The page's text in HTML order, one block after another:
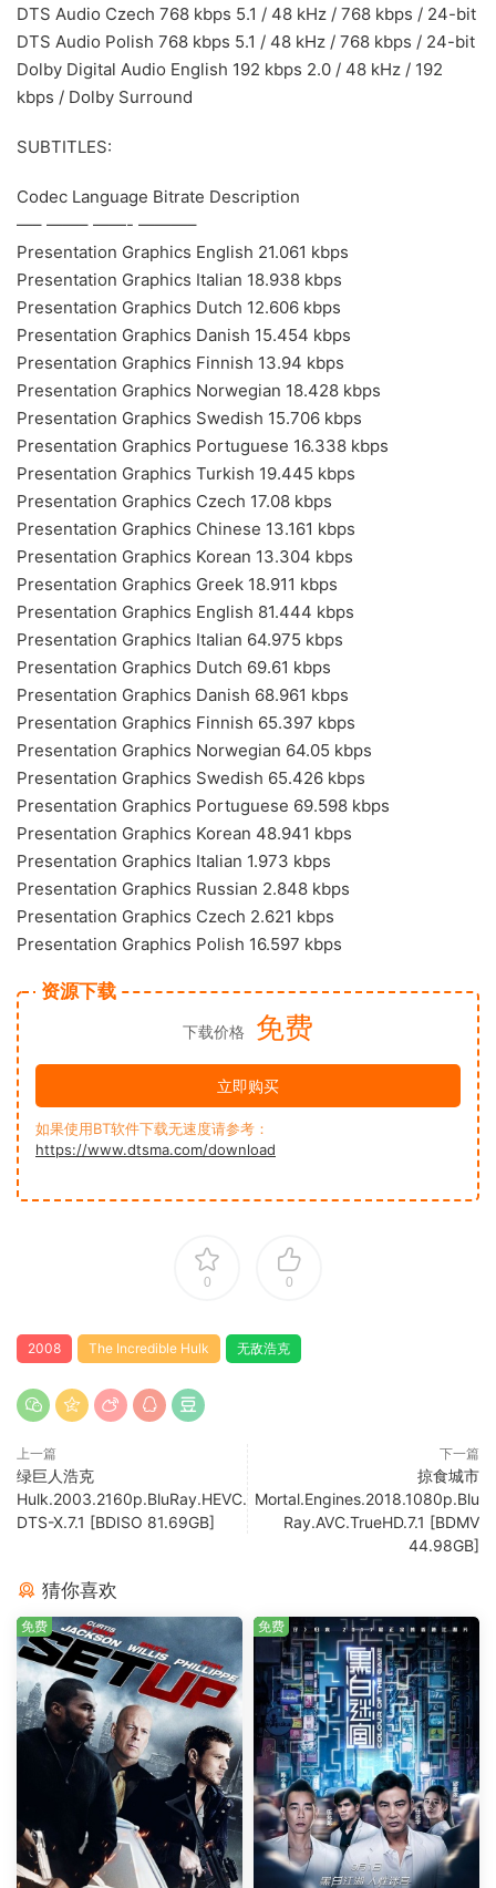
DTS Audio Czech 768 kbps 5.1 / 48 kHz / 768 kbps / 24-bit
DTS Audio Polish 768 kbps 5.1 / 48 kHz / 768 kbps / 24-bit
Dolby Digital Audio English 192 kbps 2.0 / 48 kHz / 192
kbps / Dolby Surround
SUBTITLES:
Codec Language Bitrate Description
—– ——– ——- ———–
Presentation Graphics English 21.061 kbps
Presentation Graphics Italian 18.938 kbps
Presentation Graphics Dutch 12.606 kbps
Presentation Graphics Danish 15.454 kbps
Presentation Graphics Finnish 13.94 kbps
Presentation Graphics Norwegian 18.428 kbps
Presentation Graphics Swedish 15.706 kbps
Presentation Graphics Portuguese 16.338 kbps
Presentation Graphics Turkish 19.445 kbps
Presentation Graphics Czech 17.08 kbps
Presentation Graphics Chinese 13.161 kbps
Presentation Graphics Korean 13.304 kbps
Presentation Graphics Greek 18.911 kbps
Presentation Graphics English 81.444 kbps
Presentation Graphics Italian 64.975 kbps
Presentation Graphics Dutch 69.61 kbps
Presentation Graphics Danish 68.961 kbps
Presentation Graphics Finnish 65.397 kbps
Presentation Graphics Norwegian 64.05 kbps
Presentation Graphics Swedish 65.426 kbps
Presentation Graphics Portuguese 69.598 kbps
Presentation Graphics Korean 48.941 kbps
Presentation Graphics Italian 1.973 kbps
Presentation Graphics Russian 2.848 kbps
Presentation Graphics Czech 2.621 kbps
Presentation Graphics Polish 16.597 kbps
资源下载
下载价格 免费
立即购买
如果使用BT软件下载无速度请参考：
https://www.dtsma.com/download
0 0
2008 The Incredible Hulk 无敌浩克
上一篇
绿巨人浩克
Hulk.2003.2160p.BluRay.HEVC.
DTS-X.7.1 [BDISO 81.69GB]
下一篇
掠食城市
Mortal.Engines.2018.1080p.Blu
Ray.AVC.TrueHD.7.1 [BDMV
44.98GB]
猜你喜欢
免费 免费